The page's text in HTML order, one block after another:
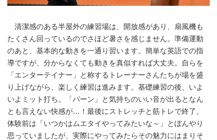
清潔感のある半屋外の練習場は、開放感があり、扇風機も
たくさん回っているのでさほど暑さを感じません。準備運動
のあと、基本的な動きを一通り習います。簡単な英語での指
導ですが、分からなくても動きを真似すれば大丈夫。自らを
「エンターテイナー」と称するトレーナーさんたちが場を盛
り上げながら、楽しく練習は進みます。基礎練習の後、いよ
いよミット打ち。「パーン」と気持ちのいい音が出るとなん
とも言えない快感が…！最後にストレッチと筋トレで終了。
体験前は「いつかはムエタイやってみたいな～」とぼんやり
思っていましたが、実際にやってみたらその魅力にはまりそ